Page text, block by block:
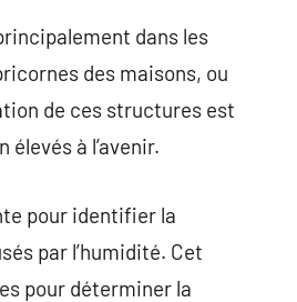
dans les
des maisons, ou
de ces structures est
à l’avenir.
pour identifier la
par l’humidité. Cet
pour déterminer la